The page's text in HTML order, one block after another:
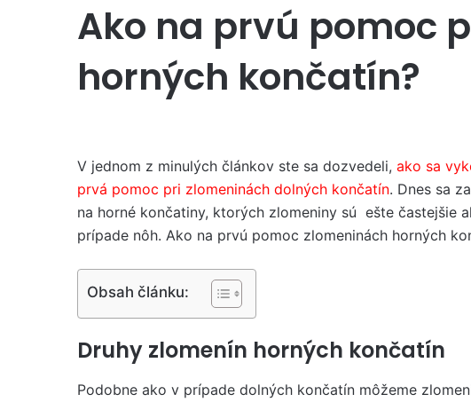
Ako na prvú pomoc
horných končatín?
V jednom z minulých článkov ste sa dozvedeli, ako sa
prvá pomoc pri zlomeninách dolných končatín. Dnes sa
na horné končatiny, ktorých zlomeniny sú ešte častejšie
prípade nôh. Ako na prvú pomoc zlomeninách horných
Obsah článku:
Druhy zlomenín horných končatín
Podobne ako v prípade dolných končatín môžeme